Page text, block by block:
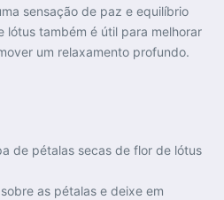
sensação de paz e equilíbrio
lótus também é útil para melhorar
um relaxamento profundo.
de pétalas secas de flor de lótus
as pétalas e deixe em